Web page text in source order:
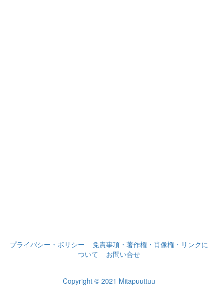
プライバシー・ポリシー
免責事項・著作権・肖像権・リンクに
ついて
お問い合せ
Copyright © 2021 Mitapuuttuu